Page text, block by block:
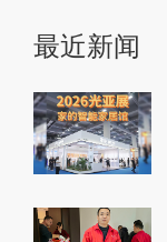
最近新闻